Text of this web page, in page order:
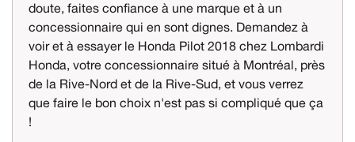
doute, faites confiance à une marque et à un
concessionnaire qui en sont dignes. Demandez à
voir et à essayer le Honda Pilot 2018 chez Lombardi
Honda, votre concessionnaire situé à Montréal, près
de la Rive-Nord et de la Rive-Sud, et vous verrez
que faire le bon choix n'est pas si compliqué que ça
!